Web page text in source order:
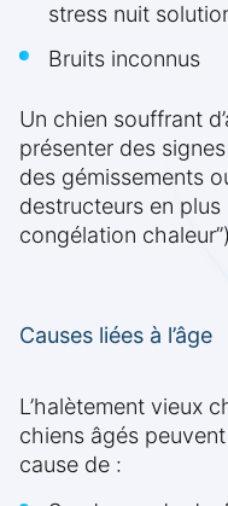
stress nuit
Bruits inconnus
Un chien souffrant
présenter des
des gémissements
destructeurs en plus
congélation
Causes liées à l’âge
L’halètement vieux
chiens âgés
cause de :